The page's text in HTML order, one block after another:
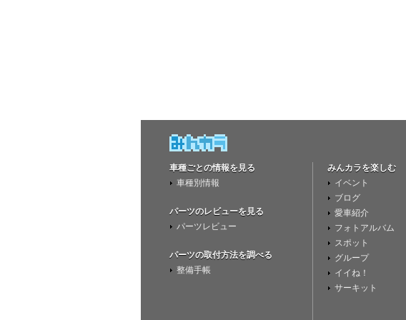
車種ごとの情報を見る
車種別情報
パーツのレビューを見る
パーツレビュー
パーツの取付方法を調べる
整備手帳
みんカラを楽しむ
イベント
ブログ
愛車紹介
フォトアルバム
スポット
グループ
イイね！
サーキット